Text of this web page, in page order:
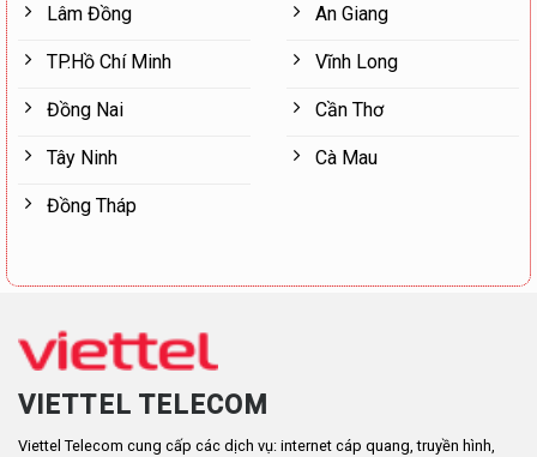
Lâm Đồng
TP.Hồ Chí Minh
Đồng Nai
Tây Ninh
Đồng Tháp
An Giang
Vĩnh Long
Cần Thơ
Cà Mau
VIETTEL TELECOM
Viettel Telecom cung cấp các dịch vụ: internet cáp quang, truyền hình,